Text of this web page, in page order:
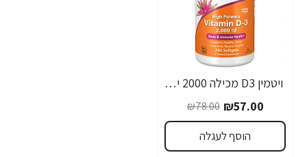
ויטמין D3 מכילה 2000 יחב"ל תכולה 240 כמוסות מבית NOW FOODS
₪57.00
₪78.00
הוסף לעגלה